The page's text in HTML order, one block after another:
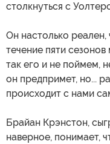
столкнуться с
Он настолько
течение пяти
так его и не поймем,
он предпримет, но...
происходит с нами
Брайан Крэнстон,
наверное, понимает,